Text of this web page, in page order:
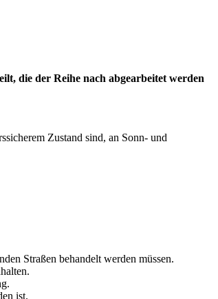
die der Reihe nach abgearbeitet werden
Zustand sind, an Sonn- und
Straßen behandelt werden müssen.
ist.